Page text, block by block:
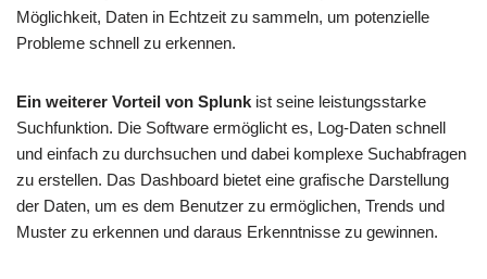
Möglichkeit, Daten in Echtzeit zu sammeln, um potenzielle
Probleme schnell zu erkennen.
Ein weiterer Vorteil von Splunk ist seine leistungsstarke
Suchfunktion. Die Software ermöglicht es, Log-Daten schnell
und einfach zu durchsuchen und dabei komplexe Suchabfragen
zu erstellen. Das Dashboard bietet eine grafische Darstellung
der Daten, um es dem Benutzer zu ermöglichen, Trends und
Muster zu erkennen und daraus Erkenntnisse zu gewinnen.